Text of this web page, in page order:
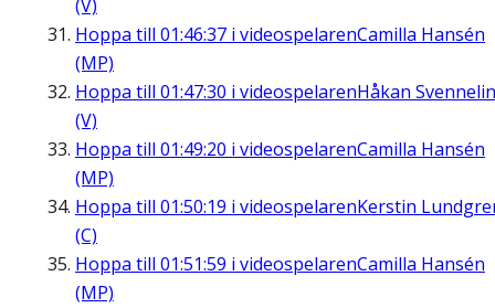
(V)
Hoppa till 01:46:37 i videospelarenCamilla Hansén
(MP)
Hoppa till 01:47:30 i videospelarenHåkan
(V)
Hoppa till 01:49:20 i videospelarenCamilla Hansén
(MP)
Hoppa till 01:50:19 i videospelarenKerstin
(C)
Hoppa till 01:51:59 i videospelarenCamilla Hansén
(MP)